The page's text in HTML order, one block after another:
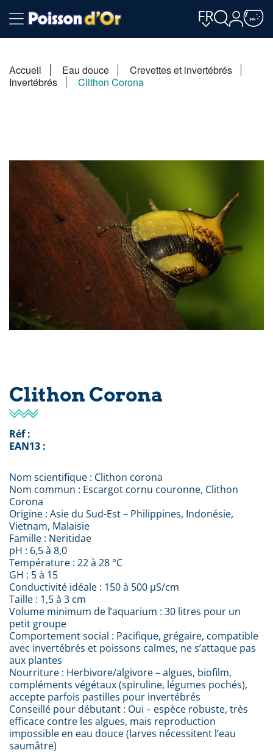
FR
Accueil Eau douce
Crevettes et invertébrés
Invertébrés
Clithon Corona
Clithon Corona
Réf :
EAN13 :
Nom scientifique : Clithon corona
Nom commun : Escargot cornu couronne, Clithon
Corona
Origine : Asie du Sud-Est – Philippines, Indonésie,
Vietnam, Malaisie
Famille : Neritidae
pH : 6,5 à 8,0
Température : 22 à 28 °C
GH : 5 à 15
Conductivité idéale : 150 à 500 µS/cm
Taille : 1,5 à 3 cm
Volume minimum de l’aquarium : 30 litres pour un
petit groupe
Comportement social : Pacifique, grégaire, compatible
avec invertébrés et poissons calmes, ne s’attaque pas
aux plantes
Nourriture : Herbivore/algivore – algues, biofilm,
compléments végétaux (spiruline, légumes pochés),
accepte parfois pastilles pour invertébrés
Conseillé pour débutant : Oui – espèce robuste, très
efficace contre les algues, mais reproduction
impossible en eau douce (larves nécessitent l’eau
saumâtre)